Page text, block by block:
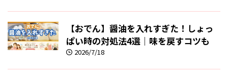
【おでん】醤油を入れすぎた！しょっ
ぱい時の対処法4選｜味を戻すコツも
2026/7/18